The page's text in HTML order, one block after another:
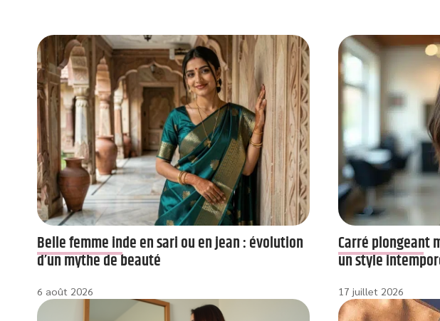
Belle femme inde en sari ou en jean : évolution
d’un mythe de beauté
6 août 2026
Carré plongeant
un style
17 juillet 2026